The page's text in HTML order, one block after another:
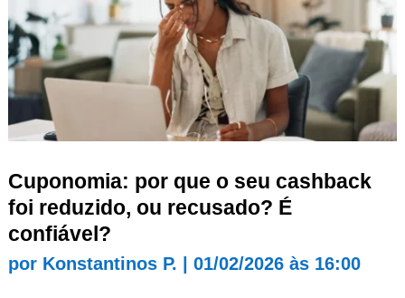
Cuponomia: por que o seu cashback
foi reduzido, ou recusado? É
confiável?
por Konstantinos P. 01/02/2026 às 16:00